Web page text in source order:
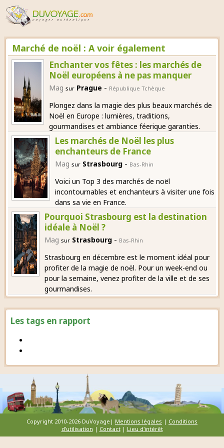
Les tags en rapport
Marché de noël : A voir également
Enchanter vos fêtes : les marchés de
Noël européens à ne pas manquer
Mag sur Prague - République Tchèque
Plongez dans la magie des plus beaux marchés de
Noël en Europe : lumières, traditions,
gourmandises et ambiance féerique garanties.
Les marchés de Noël les plus
enchanteurs de France
Mag sur Strasbourg - Bas-Rhin
Voici un Top 3 des marchés de noël
incontournables et enchanteurs à visiter une fois
dans sa vie en France.
Pourquoi Strasbourg est la destination
idéale à Noël ?
Mag sur Strasbourg - Bas-Rhin
Strasbourg en décembre est le moment idéal pour
profiter de la magie de noël. Pour un week-end ou
pour la semaine, venez profiter de la ville et de ses
gourmandises.
Copyright 2010-2026 DuVoyage| Mentions légales | Conditions
d'utilisation | Contact| Lieu d'intérêt